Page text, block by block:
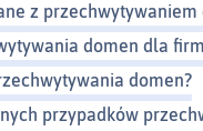
z przechwytywaniem
domen dla
domen?
przypadków